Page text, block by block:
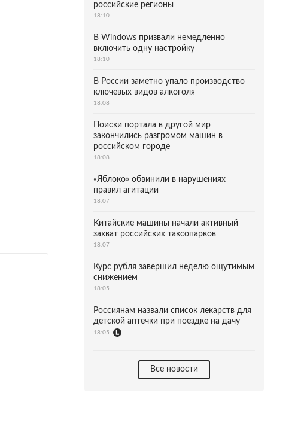
российские регионы
18:10
В Windows призвали немедленно
включить одну настройку
18:10
В России заметно упало производство
ключевых видов алкоголя
18:08
Поиски портала в другой мир
закончились разгромом машин в
российском городе
18:08
«Яблоко» обвинили в нарушениях
правил агитации
18:07
Китайские машины начали активный
захват российских таксопарков
18:07
Курс рубля завершил неделю ощутимым
снижением
18:05
Россиянам назвали список лекарств для
детской аптечки при поездке на дачу
18:05
Все новости